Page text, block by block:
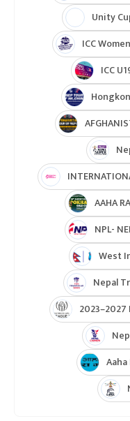
Unity
ICC
ICC
AAHA
NPL-
West
Nepal
2023–2027